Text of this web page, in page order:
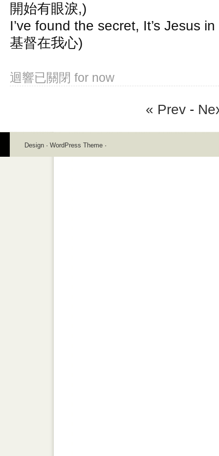
開始有眼淚,)
I’ve found the secret, It’s Jesus
基督在我心)
迴響已關閉 for now
« Prev-
Design · WordPress Theme ·